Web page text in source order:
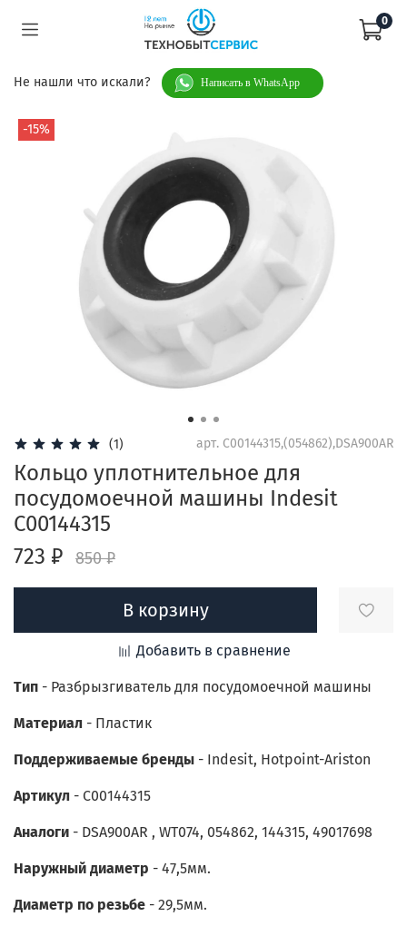
0
Не нашли что искали? Написать в WhatsApp
-15%
(1) арт. C00144315,(054862),DSA900AR
Кольцо уплотнительное для
посудомоечной машины Indesit
C00144315
723 ₽
850 ₽
В корзину
Добавить в сравнение
Тип - Разбрызгиватель для посудомоечной машины
Материал - Пластик
Поддерживаемые бренды - Indesit, Hotpoint-Ariston
Артикул - C00144315
Аналоги - DSA900AR , WT074, 054862, 144315, 49017698
Наружный диаметр - 47,5мм.
Диаметр по резьбе - 29,5мм.